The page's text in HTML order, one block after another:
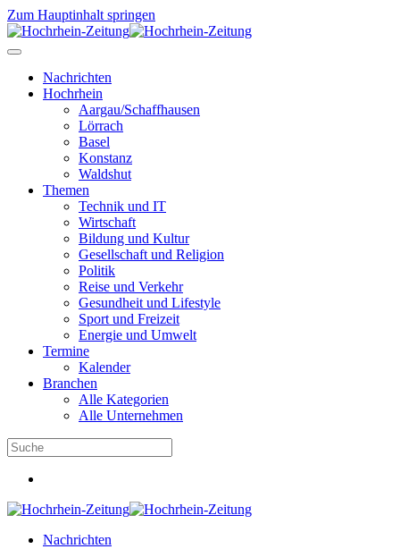
Zum Hauptinhalt springen
Nachrichten
Hochrhein
Aargau/Schaffhausen
Lörrach
Basel
Konstanz
Waldshut
Themen
Technik und IT
Wirtschaft
Bildung und Kultur
Gesellschaft und Religion
Politik
Reise und Verkehr
Gesundheit und Lifestyle
Sport und Freizeit
Energie und Umwelt
Termine
Kalender
Branchen
Alle Kategorien
Alle Unternehmen
Nachrichten